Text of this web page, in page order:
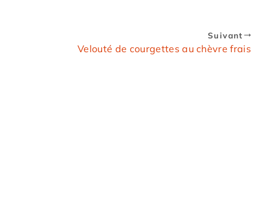
Suivant
Velouté de courgettes au chèvre frais